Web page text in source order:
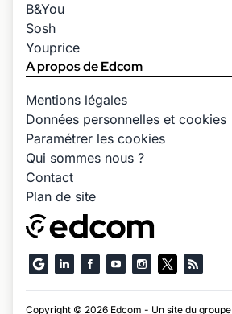
B&You
Sosh
Youprice
A propos de Edcom
Mentions légales
Données personnelles et cookies
Paramétrer les cookies
Qui sommes nous ?
Contact
Plan de site
Copyright © 2026 Edcom - Un site du groupe